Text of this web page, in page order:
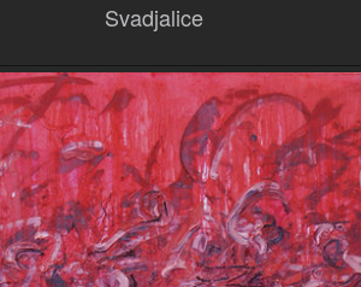
Svadjalice